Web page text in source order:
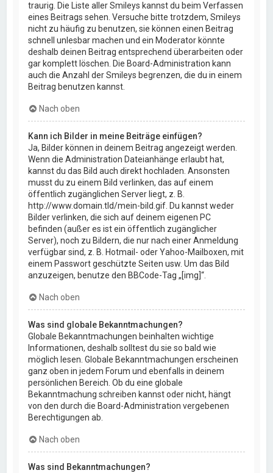
traurig. Die Liste aller Smileys kannst du beim Verfassen
eines Beitrags sehen. Versuche bitte trotzdem, Smileys
nicht zu häufig zu benutzen, sie können einen Beitrag
schnell unlesbar machen und ein Moderator könnte
deshalb deinen Beitrag entsprechend überarbeiten oder
gar komplett löschen. Die Board-Administration kann
auch die Anzahl der Smileys begrenzen, die du in einem
Beitrag benutzen kannst.
Nach oben
Kann ich Bilder in meine Beiträge einfügen?
Ja, Bilder können in deinem Beitrag angezeigt werden.
Wenn die Administration Dateianhänge erlaubt hat,
kannst du das Bild auch direkt hochladen. Ansonsten
musst du zu einem Bild verlinken, das auf einem
öffentlich zugänglichen Server liegt, z. B.
http://www.domain.tld/mein-bild.gif. Du kannst weder
Bilder verlinken, die sich auf deinem eigenen PC
befinden (außer es ist ein öffentlich zugänglicher
Server), noch zu Bildern, die nur nach einer Anmeldung
verfügbar sind, z. B. Hotmail- oder Yahoo-Mailboxen, mit
einem Passwort geschützte Seiten usw. Um das Bild
anzuzeigen, benutze den BBCode-Tag „[img]“.
Nach oben
Was sind globale Bekanntmachungen?
Globale Bekanntmachungen beinhalten wichtige
Informationen, deshalb solltest du sie so bald wie
möglich lesen. Globale Bekanntmachungen erscheinen
ganz oben in jedem Forum und ebenfalls in deinem
persönlichen Bereich. Ob du eine globale
Bekanntmachung schreiben kannst oder nicht, hängt
von den durch die Board-Administration vergebenen
Berechtigungen ab.
Nach oben
Was sind Bekanntmachungen?